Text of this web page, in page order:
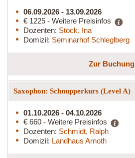
06.09.2026 - 13.09.2026
€ 1225 - Weitere Preisinfos
Dozenten: Stock, Ina
Domizil: Seminarhof Schleglberg
Zur Buchung
Saxophon: Schnupperkurs (Level A)
01.10.2026 - 04.10.2026
€ 660 - Weitere Preisinfos
Dozenten: Schmidt, Ralph
Domizil: Landhaus Arnoth